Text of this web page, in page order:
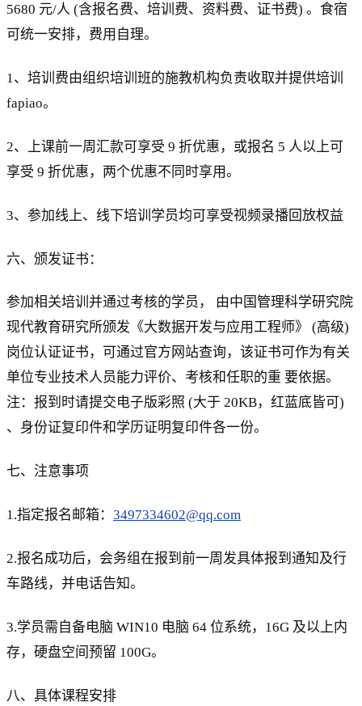
5680 元/人 (含报名费、培训费、资料费、证书费) 。食宿
可统一安排，费用自理。
1、培训费由组织培训班的施教机构负责收取并提供培训
fapiao。
2、上课前一周汇款可享受 9 折优惠，或报名 5 人以上可
享受 9 折优惠，两个优惠不同时享用。
3、参加线上、线下培训学员均可享受视频录播回放权益
六、颁发证书：
参加相关培训并通过考核的学员， 由中国管理科学研究院
现代教育研究所颁发《大数据开发与应用工程师》 (高级)
岗位认证证书，可通过官方网站查询，该证书可作为有关
单位专业技术人员能力评价、考核和任职的重 要依据。
注：报到时请提交电子版彩照 (大于 20KB，红蓝底皆可)
、身份证复印件和学历证明复印件各一份。
七、注意事项
1.指定报名邮箱： 3497334602@qq.com
2.报名成功后，会务组在报到前一周发具体报到通知及行
车路线，并电话告知。
3.学员需自备电脑 WIN10 电脑 64 位系统，16G 及以上内
存，硬盘空间预留 100G。
八、具体课程安排